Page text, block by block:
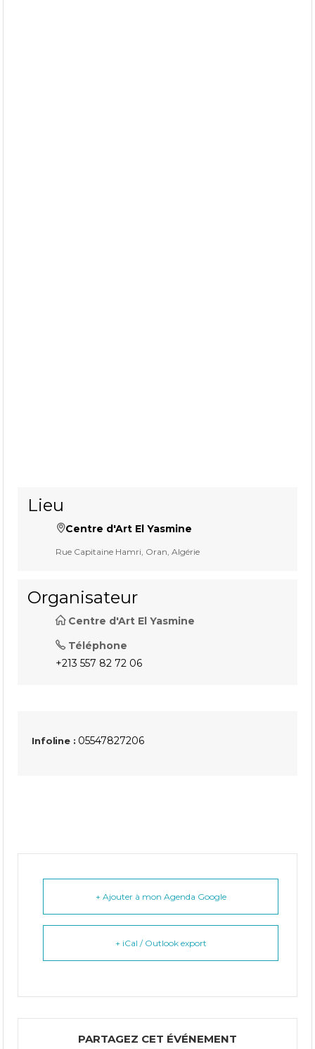
Lieu
Centre d'Art El Yasmine
Rue Capitaine Hamri, Oran, Algérie
Organisateur
Centre d'Art El Yasmine
Téléphone
+213 557 82 72 06
Infoline : 05547827206
+ Ajouter à mon Agenda Google
+ iCal / Outlook export
PARTAGEZ CET ÉVÉNEMENT